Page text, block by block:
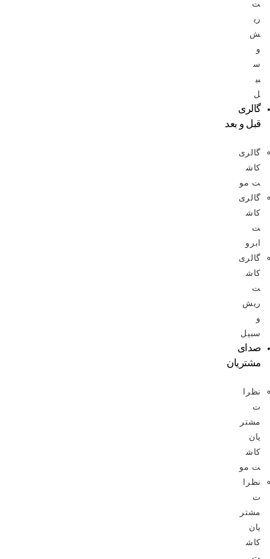
ت
ری
ش
و
س
بی
ل
گالری
قبل و بعد
گالری
کاش
ت مو
گالری
کاش
ت
ابرو
گالری
کاش
ت
ریش
و
سبیل
صدای
مشتریان
نظرا
ت
مشتر
یان
کاش
ت مو
نظرا
ت
مشتر
یان
کاش